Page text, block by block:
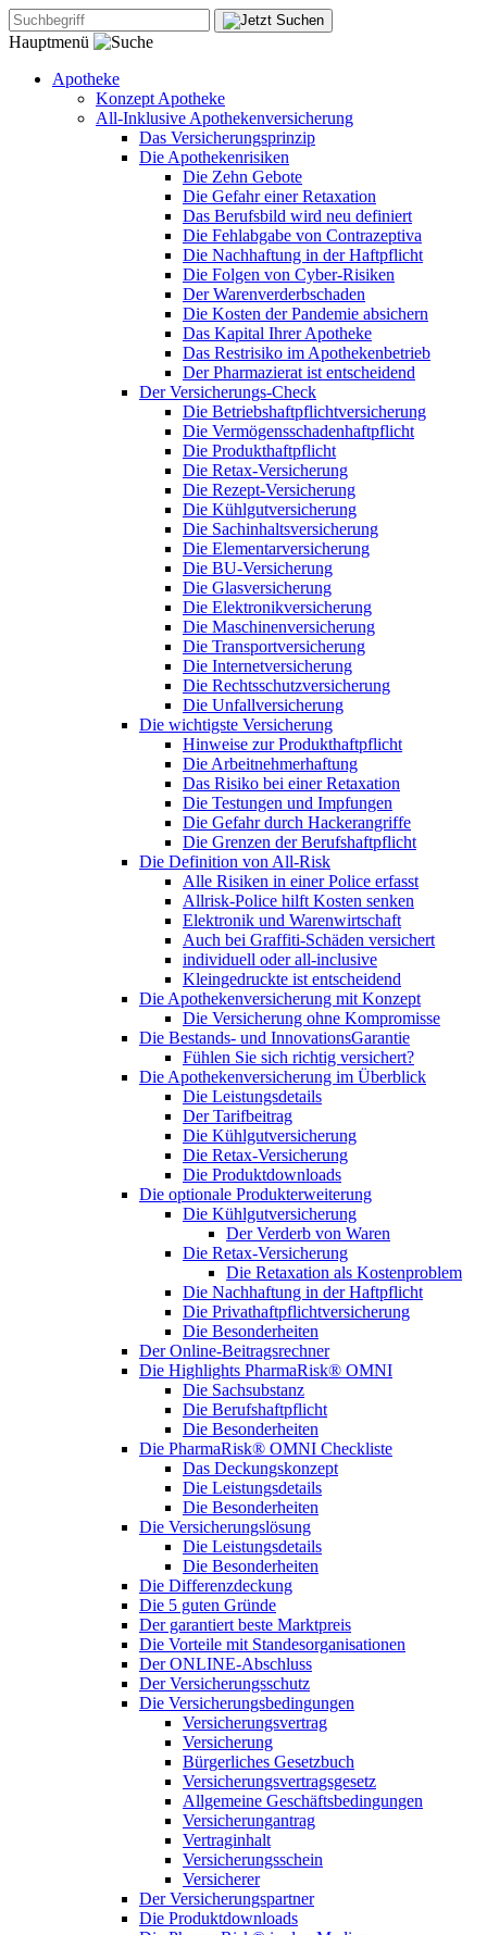
Hauptmenü
Apotheke
Konzept Apotheke
All-Inklusive Apothekenversicherung
Das Versicherungsprinzip
Die Apothekenrisiken
Die Zehn Gebote
Die Gefahr einer Retaxation
Das Berufsbild wird neu definiert
Die Fehlabgabe von Contrazeptiva
Die Nachhaftung in der Haftpflicht
Die Folgen von Cyber-Risiken
Der Warenverderbschaden
Die Kosten der Pandemie absichern
Das Kapital Ihrer Apotheke
Das Restrisiko im Apothekenbetrieb
Der Pharmazierat ist entscheidend
Der Versicherungs-Check
Die Betriebshaftpflichtversicherung
Die Vermögensschadenhaftpflicht
Die Produkthaftpflicht
Die Retax-Versicherung
Die Rezept-Versicherung
Die Kühlgutversicherung
Die Sachinhaltsversicherung
Die Elementarversicherung
Die BU-Versicherung
Die Glasversicherung
Die Elektronikversicherung
Die Maschinenversicherung
Die Transportversicherung
Die Internetversicherung
Die Rechtsschutzversicherung
Die Unfallversicherung
Die wichtigste Versicherung
Hinweise zur Produkthaftpflicht
Die Arbeitnehmerhaftung
Das Risiko bei einer Retaxation
Die Testungen und Impfungen
Die Gefahr durch Hackerangriffe
Die Grenzen der Berufshaftpflicht
Die Definition von All-Risk
Alle Risiken in einer Police erfasst
Allrisk-Police hilft Kosten senken
Elektronik und Warenwirtschaft
Auch bei Graffiti-Schäden versichert
individuell oder all-inclusive
Kleingedruckte ist entscheidend
Die Apothekenversicherung mit Konzept
Die Versicherung ohne Kompromisse
Die Bestands- und InnovationsGarantie
Fühlen Sie sich richtig versichert?
Die Apothekenversicherung im Überblick
Die Leistungsdetails
Der Tarifbeitrag
Die Kühlgutversicherung
Die Retax-Versicherung
Die Produktdownloads
Die optionale Produkterweiterung
Die Kühlgutversicherung
Der Verderb von Waren
Die Retax-Versicherung
Die Retaxation als Kostenproblem
Die Nachhaftung in der Haftpflicht
Die Privathaftpflichtversicherung
Die Besonderheiten
Der Online-Beitragsrechner
Die Highlights PharmaRisk® OMNI
Die Sachsubstanz
Die Berufshaftpflicht
Die Besonderheiten
Die PharmaRisk® OMNI Checkliste
Das Deckungskonzept
Die Leistungsdetails
Die Besonderheiten
Die Versicherungslösung
Die Leistungsdetails
Die Besonderheiten
Die Differenzdeckung
Die 5 guten Gründe
Der garantiert beste Marktpreis
Die Vorteile mit Standesorganisationen
Der ONLINE-Abschluss
Der Versicherungsschutz
Die Versicherungsbedingungen
Versicherungsvertrag
Versicherung
Bürgerliches Gesetzbuch
Versicherungsvertragsgesetz
Allgemeine Geschäftsbedingungen
Versicherungantrag
Vertraginhalt
Versicherungsschein
Versicherer
Der Versicherungspartner
Die Produktdownloads